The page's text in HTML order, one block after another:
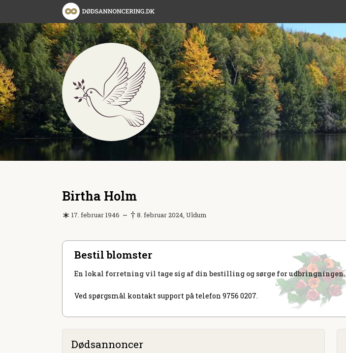
Birtha Holm
17. februar 1946 8. februar 2024, Uldum
Bestil blomster
En lokal forretning vil tage sig af din bestilling og sørge for udbringningen.
Ved spørgsmål kontakt support på telefon 9756 0207.
Dødsannoncer